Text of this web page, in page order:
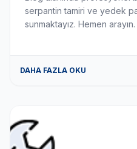
serpantin tamiri ve yedek
sunmaktayız. Hemen arayın.
DAHA FAZLA OKU